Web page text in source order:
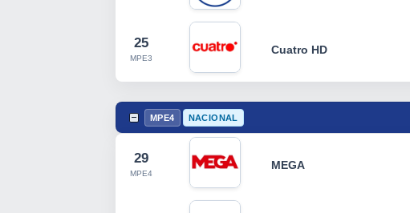
25
MPE3
Cuatro HD
MPE4 NACIONAL
29
MPE4
MEGA